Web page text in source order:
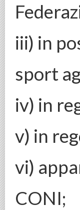
iii) in
sport
iv) in
v) in
vi)
CONI;